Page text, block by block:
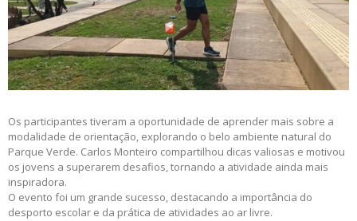
Os participantes tiveram a oportunidade de aprender mais sobre a
modalidade de orientação, explorando o belo ambiente natural do
Parque Verde. Carlos Monteiro compartilhou dicas valiosas e motivou
os jovens a superarem desafios, tornando a atividade ainda mais
inspiradora.
O evento foi um grande sucesso, destacando a importância do
desporto escolar e da prática de atividades ao ar livre.